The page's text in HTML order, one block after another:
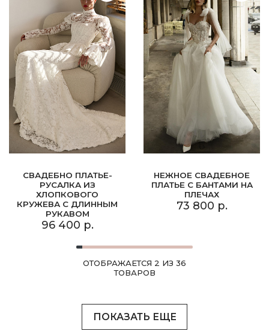
СВАДЕБНО ПЛАТЬЕ-
РУСАЛКА ИЗ
ХЛОПКОВОГО
КРУЖЕВА С ДЛИННЫМ
РУКАВОМ
96 400 р.
НЕЖНОЕ СВАДЕБНОЕ
ПЛАТЬЕ С БАНТАМИ НА
ПЛЕЧАХ
73 800 р.
ОТОБРАЖАЕТСЯ 2 ИЗ 36
ТОВАРОВ
ПОКАЗАТЬ ЕЩЕ